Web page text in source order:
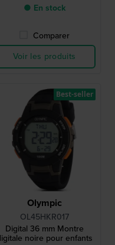
● En stock
Comparer
Voir les produits
Olympic
OL45HKR017
Digital 36 mm Montre
noire pour enfants
Best-seller